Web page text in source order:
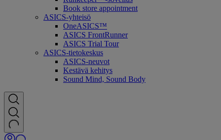
Book store appointment
ASICS-yhteisö
OneASICS™
ASICS FrontRunner
ASICS Trial Tour
ASICS-tietokeskus
ASICS-neuvot
Kestävä kehitys
Sound Mind, Sound Body